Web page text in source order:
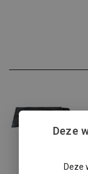
Deze
Deze